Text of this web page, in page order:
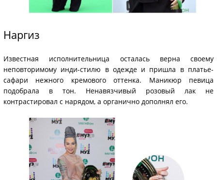
Наргиз
Известная исполнительница осталась верна своему
неповторимому инди-стилю в одежде и пришла в платье-
сафари нежного кремового оттенка. Маникюр певица
подобрала в тон. Ненавязчивый розовый лак не
контрастировал с нарядом, а органично дополнял его.